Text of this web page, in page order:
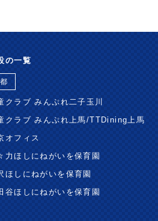
の一覧
クラブ みんぷれ二子玉川
クラブ みんぷれ上馬/TTDining上馬
オフィス
力ほしにねがいを保育園
ほしにねがいを保育園
谷ほしにねがいを保育園